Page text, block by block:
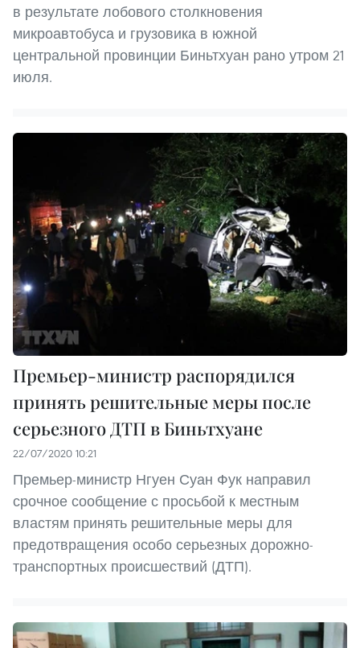
в результате лобового столкновения
микроавтобуса и грузовика в южной
центральной провинции Биньтхуан рано утром 21
июля.
Премьер-министр распорядился
принять решительные меры после
серьезного ДТП в Биньтхуане
22/07/2020 10:21
Премьер-министр Нгуен Суан Фук направил
срочное сообщение с просьбой к местным
властям принять решительные меры для
предотвращения особо серьезных дорожно-
транспортных происшествий (ДТП).